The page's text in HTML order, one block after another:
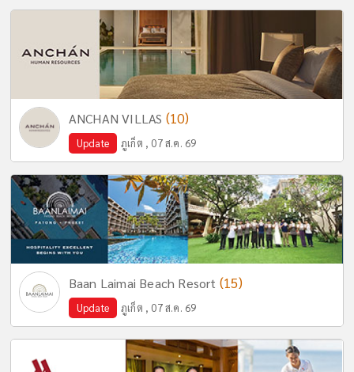
ANCHAN VILLAS (10)
Update ภูเก็ต , 07 ส.ค. 69
Baan Laimai Beach Resort (15)
Update ภูเก็ต , 07 ส.ค. 69